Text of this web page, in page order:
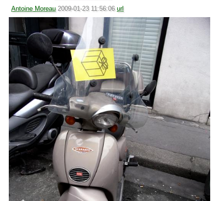
Antoine Moreau 2009-01-23 11:56:06 url